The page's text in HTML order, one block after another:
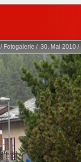
/ Fotogalerie / 30. Mai 2010 /